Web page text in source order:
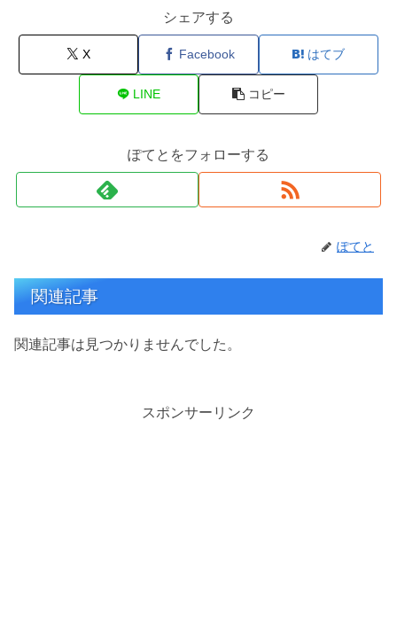
シェアする
X Facebook はてブ
LINE コピー
ぽてとをフォローする
ぽてと
関連記事
関連記事は見つかりませんでした。
スポンサーリンク